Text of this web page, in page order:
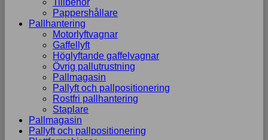
Tillbehör
Pappershållare
Pallhantering
Motorlyftvagnar
Gaffellyft
Höglyftande gaffelvagnar
Övrig pallutrustning
Pallmagasin
Pallyft och pallpositionering
Rostfri pallhantering
Staplare
Pallmagasin
Pallyft och pallpositionering